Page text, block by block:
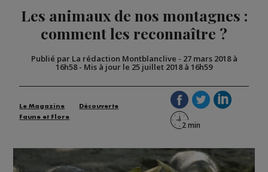
Les animaux de nos montagnes :
comment les reconnaître ?
Publié par La rédaction Montblanclive - 27 mars 2018 à
16h58- Mis à jour le 25 juillet 2018 à 16h59
Le Magazine
Découverte
Faune et Flore